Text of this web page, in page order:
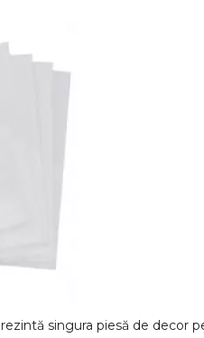
singura piesă de decor